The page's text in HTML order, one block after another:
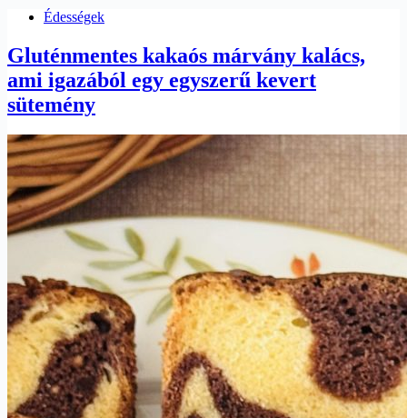
Édességek
Gluténmentes kakaós márvány kalács,
ami igazából egy egyszerű kevert
sütemény